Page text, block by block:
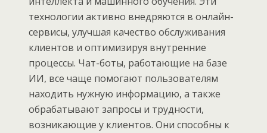
технологии активно внедряются в онлайн-
сервисы, улучшая качество обслуживания
клиентов и оптимизируя внутренние
процессы. Чат-боты, работающие на базе
ИИ, все чаще помогают пользователям
находить нужную информацию, а также
обрабатывают запросы и трудности,
возникающие у клиентов. Они способны к